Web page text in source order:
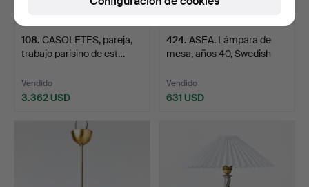
108. CASOLETES, pareja,
trabajo parisino de est…
Vendido
3.362 USD
424. ASEA. Lámpara de
mesa, años 40, Swedish
Vendido
631 USD